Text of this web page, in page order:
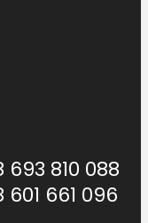
693 810 088
601 661 096